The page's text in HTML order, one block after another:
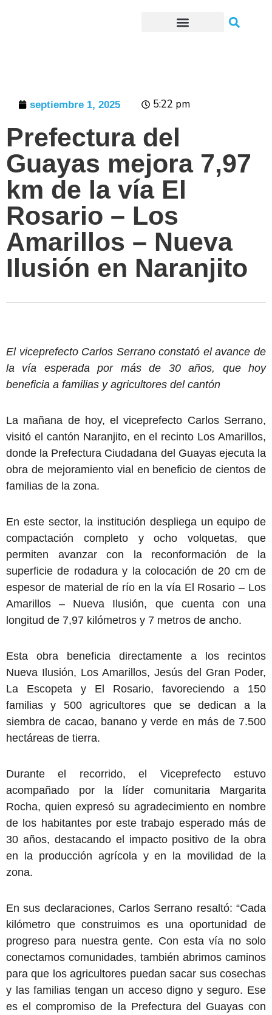
septiembre 1, 2025 5:22 pm
Prefectura del
Guayas mejora 7,97
km de la vía El
Rosario – Los
Amarillos – Nueva
Ilusión en Naranjito
El viceprefecto Carlos Serrano constató el avance de
la vía esperada por más de 30 años, que hoy
beneficia a familias y agricultores del cantón
La mañana de hoy, el viceprefecto Carlos Serrano,
visitó el cantón Naranjito, en el recinto Los Amarillos,
donde la Prefectura Ciudadana del Guayas ejecuta la
obra de mejoramiento vial en beneficio de cientos de
familias de la zona.
En este sector, la institución despliega un equipo de
compactación completo y ocho volquetas, que
permiten avanzar con la reconformación de la
superficie de rodadura y la colocación de 20 cm de
espesor de material de río en la vía El Rosario – Los
Amarillos – Nueva Ilusión, que cuenta con una
longitud de 7,97 kilómetros y 7 metros de ancho.
Esta obra beneficia directamente a los recintos
Nueva Ilusión, Los Amarillos, Jesús del Gran Poder,
La Escopeta y El Rosario, favoreciendo a 150
familias y 500 agricultores que se dedican a la
siembra de cacao, banano y verde en más de 7.500
hectáreas de tierra.
Durante el recorrido, el Viceprefecto estuvo
acompañado por la líder comunitaria Margarita
Rocha, quien expresó su agradecimiento en nombre
de los habitantes por este trabajo esperado más de
30 años, destacando el impacto positivo de la obra
en la producción agrícola y en la movilidad de la
zona.
En sus declaraciones, Carlos Serrano resaltó: “Cada
kilómetro que construimos es una oportunidad de
progreso para nuestra gente. Con esta vía no solo
conectamos comunidades, también abrimos caminos
para que los agricultores puedan sacar sus cosechas
y las familias tengan un acceso digno y seguro. Ese
es el compromiso de la Prefectura del Guayas con